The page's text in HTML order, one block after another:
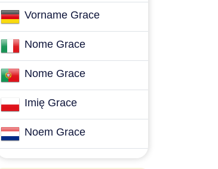
Vorname Grace
Nome Grace
Nome Grace
Imię Grace
Noem Grace